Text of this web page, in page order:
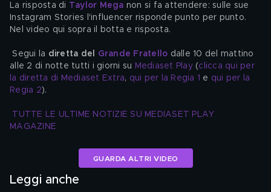
La risposta di Taylor Mega non si fa attendere: sulle sue
Instagram Stories l'influencer risponde punto per punto.
Nel video qui sopra il botta e risposta.
Segui la diretta del Grande Fratello dalle 10 del mattino
alle 2 di notte tutti i giorni su Mediaset Play (clicca qui per
la diretta di Mediaset Extra, qui per la Regia 1 e qui per la
Regia 2).
TUTTE LE ULTIME NOTIZIE SU MEDIASET PLAY
MAGAZINE
GUARDA ALTRI VIDEO
Leggi anche